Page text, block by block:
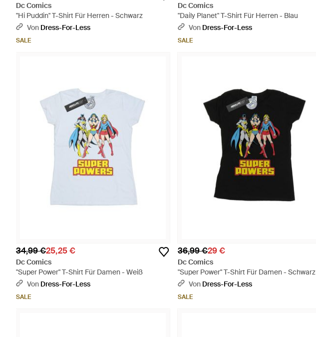
Dc Comics
"Hi Puddin" T-Shirt Für Herren - Schwarz
Von Dress-For-Less
SALE
Dc Comics
"Daily Planet" T-Shirt Für Herren - Blau
Von Dress-For-Less
SALE
34,99 €25,25 €
Dc Comics
"Super Power" T-Shirt Für Damen - Weiß
Von Dress-For-Less
SALE
36,99 €29 €
Dc Comics
"Super Power" T-Shirt Für Damen - Schwarz
Von Dress-For-Less
SALE